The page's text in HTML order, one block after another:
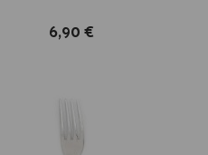
6,90 €